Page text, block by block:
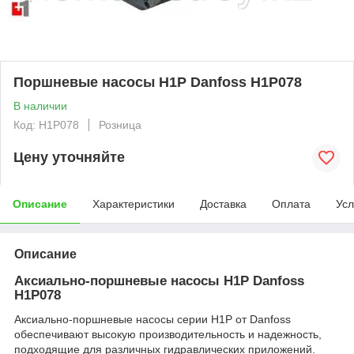
Поршневые насосы H1P Danfoss H1P078
В наличии
Код: H1P078
Розница
Цену уточняйте
Описание Характеристики Доставка Оплата
Описание
Аксиально-поршневые насосы H1P Danfoss
H1P078
Аксиально-поршневые насосы серии H1P от Danfoss
обеспечивают высокую производительность и надежность,
подходящие для различных гидравлических приложений.